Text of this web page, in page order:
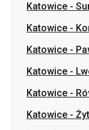
Katowice -
Katowice -
Katowice -
Katowice -
Katowice -
Katowice -